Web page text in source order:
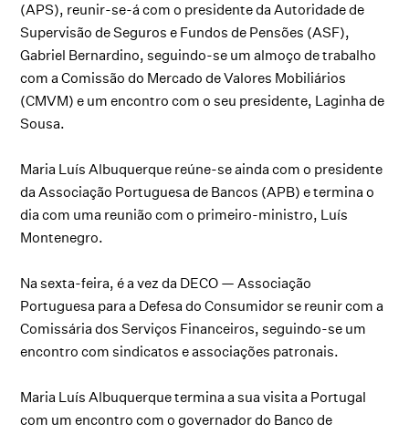
(APS), reunir-se-á com o presidente da Autoridade de
Supervisão de Seguros e Fundos de Pensões (ASF),
Gabriel Bernardino, seguindo-se um almoço de trabalho
com a Comissão do Mercado de Valores Mobiliários
(CMVM) e um encontro com o seu presidente, Laginha de
Sousa.
Maria Luís Albuquerque reúne-se ainda com o presidente
da Associação Portuguesa de Bancos (APB) e termina o
dia com uma reunião com o primeiro-ministro, Luís
Montenegro.
Na sexta-feira, é a vez da DECO — Associação
Portuguesa para a Defesa do Consumidor se reunir com a
Comissária dos Serviços Financeiros, seguindo-se um
encontro com sindicatos e associações patronais.
Maria Luís Albuquerque termina a sua visita a Portugal
com um encontro com o governador do Banco de